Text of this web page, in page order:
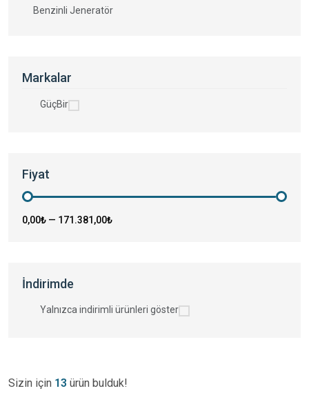
Benzinli Jeneratör
Markalar
GüçBir
Fiyat
0,00₺ — 171.381,00₺
İndirimde
Yalnızca indirimli ürünleri göster
Sizin için 13 ürün bulduk!